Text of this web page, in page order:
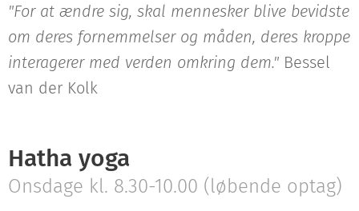
"For at ændre sig, skal mennesker blive bevidste
om deres fornemmelser og måden, deres kroppe
interagerer med verden omkring dem." Bessel
van der Kolk
Hatha yoga
Onsdage kl. 8.30-10.00 (løbende optag)